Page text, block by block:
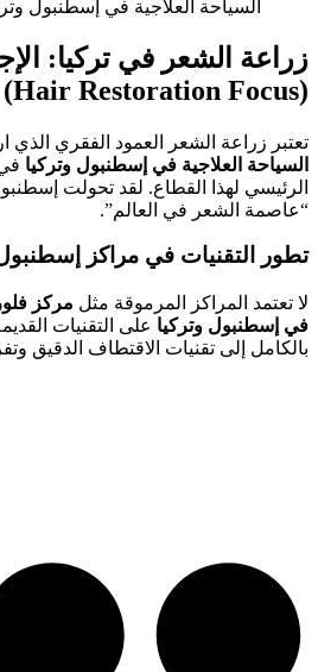
السياحة العلاجية في إسطنبول
زراعة الشعر في تركيا:
(Hair Restoration Focus)
تعتبر زراعة الشعر العمود الفقري الذي
السياحة العلاجية في إسطنبول وتركيا
الرئيسي لهذا القطاع. لقد تحولت
“عاصمة الشعر في العالم”.
تطور التقنيات في مراكز
لا تعتمد المراكز المرموقة مثل مركز
في إسطنبول وتركيا
بالكامل إلى تقنيات الاقتطاف الدقيق